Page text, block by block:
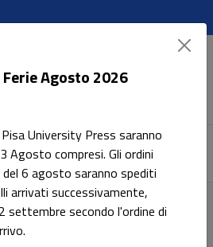
con noi
Agosto 2026
University Press saranno
Agosto compresi. Gli ordini
6 agosto saranno spediti
arrivati successivamente,
settembre secondo l'ordine di